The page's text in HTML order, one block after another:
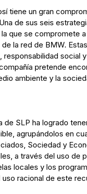
tiene un gran
de sus seis
que se compromete
la red de BMW.
social
pretende
ambiente y la
SLP ha logrado
agrupándolos en
Sociedad y
a través del uso de
locales y los
racional de este